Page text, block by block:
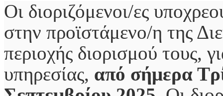
Οι διοριζόμενοι/ες
στην προϊστάμενο/η της
περιοχής διορισμού τους,
υπηρεσίας, από σήμερα